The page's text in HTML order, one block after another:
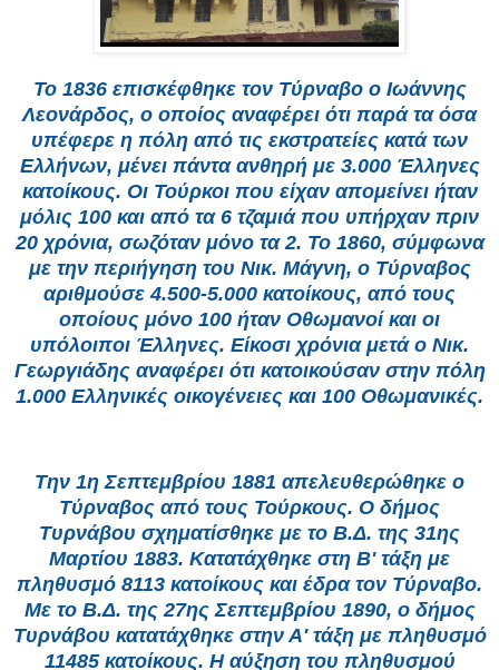
Το 1836 επισκέφθηκε τον Τύρναβο ο Ιωάννης
Λεονάρδος, ο οποίος αναφέρει ότι παρά τα όσα
υπέφερε η πόλη από τις εκστρατείες κατά των
Ελλήνων, μένει πάντα ανθηρή με 3.000 Έλληνες
κατοίκους. Οι Τούρκοι που είχαν απομείνει ήταν
μόλις 100 και από τα 6 τζαμιά που υπήρχαν πριν
20 χρόνια, σωζόταν μόνο τα 2. Το 1860, σύμφωνα
με την περιήγηση του Νικ. Μάγνη, ο Τύρναβος
αριθμούσε 4.500-5.000 κατοίκους, από τους
οποίους μόνο 100 ήταν Οθωμανοί και οι
υπόλοιποι Έλληνες. Είκοσι χρόνια μετά ο Νικ.
Γεωργιάδης αναφέρει ότι κατοικούσαν στην πόλη
1.000 Ελληνικές οικογένειες και 100 Οθωμανικές.
Την 1η Σεπτεμβρίου 1881 απελευθερώθηκε ο
Τύρναβος από τους Τούρκους. Ο δήμος
Τυρνάβου σχηματίσθηκε με το Β.Δ. της 31ης
Μαρτίου 1883. Κατατάχθηκε στη Β' τάξη με
πληθυσμό 8113 κατοίκους και έδρα τον Τύρναβο.
Με το Β.Δ. της 27ης Σεπτεμβρίου 1890, ο δήμος
Τυρνάβου κατατάχθηκε στην Α' τάξη με πληθυσμό
11485 κατοίκους. Η αύξηση του πληθυσμού